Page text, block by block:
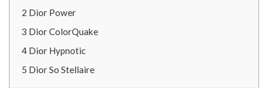
2 Dior Power
3 Dior ColorQuake
4 Dior Hypnotic
5 Dior So Stellaire